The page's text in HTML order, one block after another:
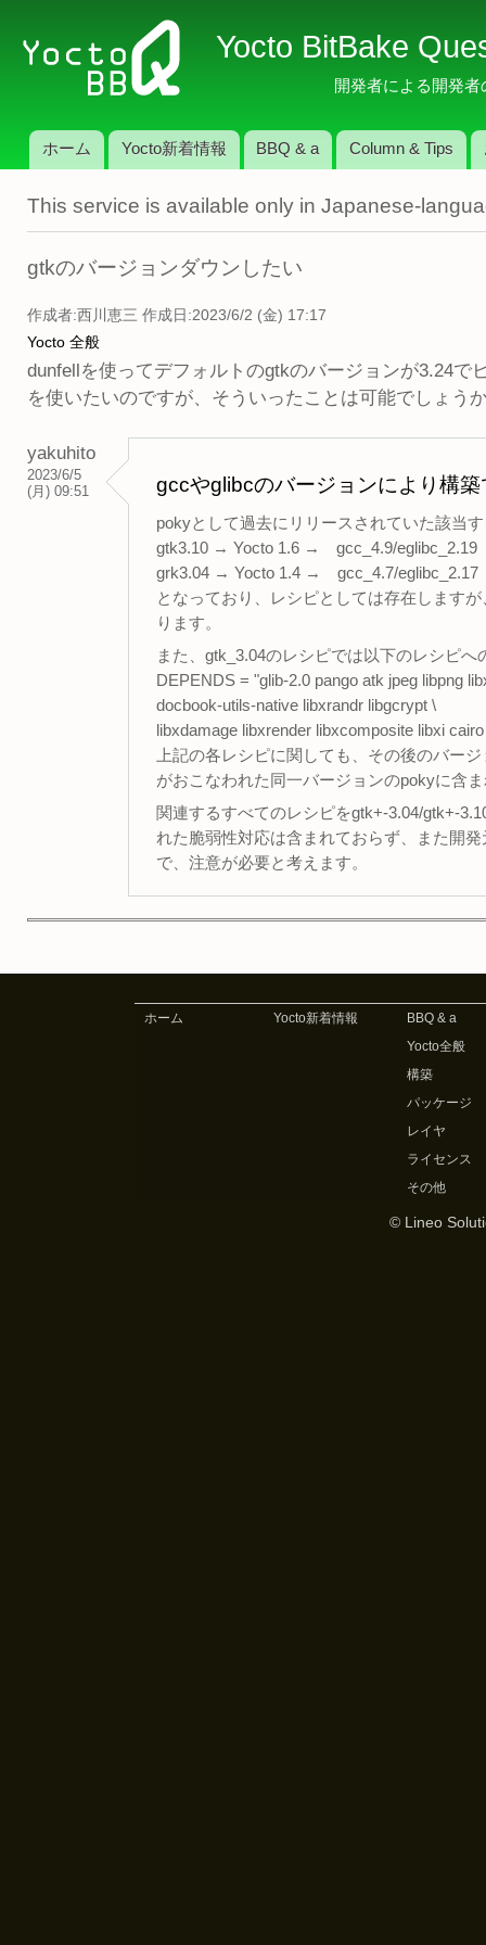
イ
コ
テ
ツ
に
Yocto BitBake
開発者による開発
メインメニュー
ホーム Yocto新着情報 BBQ & a Column & Tips
This service is available only in Japanese-
gtkのバージョンダウンしたい
作成者:西川恵三 作成日:2023/6/2 (金) 17:17
Yocto 全般
dunfellを使ってデフォルトのgtkのバージョンが3.24
を使いたいのですが、そういったことは可能でしょう
yakuhito
2023/6/5
(月) 09:51
gccやglibcのバージョンにより構
pokyとして過去にリリースされていた該当
gtk3.10 → Yocto 1.6 → gcc_4.9/eglibc_2.19
grk3.04 → Yocto 1.4 → gcc_4.7/eglibc_2.17
となっており、レシピとしては存在します
ります。
また、gtk_3.04のレシピでは以下のレシピ
DEPENDS = "glib-2.0 pango atk jpeg libpng
docbook-utils-native libxrandr libgcrypt \
libxdamage libxrender libxcomposite libxi
上記の各レシピに関しても、その後のバー
がおこなわれた同一バージョンのpokyに含
関連するすべてのレシピをgtk+-3.04/gtk+-
れた脆弱性対応は含まれておらず、また開
で、注意が必要と考えます。
ホーム Yocto新着情報
BBQ & a
Yocto全般
構築
パッケージ
レイヤ
ライセンス
その他
© Lineo